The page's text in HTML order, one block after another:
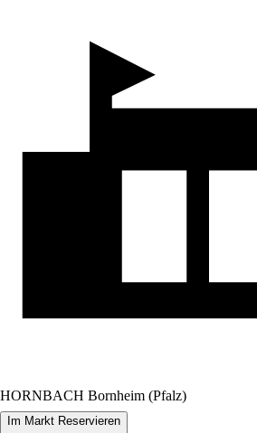
HORNBACH Bornheim (Pfalz)
Im Markt Reservieren